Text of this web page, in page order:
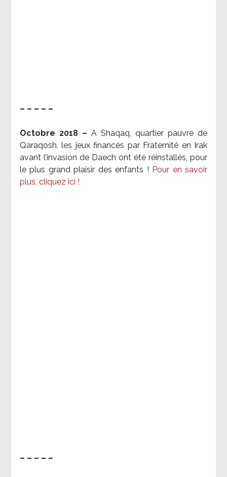
– – – – –
Octobre 2018 – A Shaqaq, quartier pauvre de
Qaraqosh, les jeux financés par Fraternité en Irak​
avant l’invasion de Daech ont été réinstallés, pour
le plus grand plaisir des enfants ! Pour en savoir
plus, cliquez ici !
– – – – –